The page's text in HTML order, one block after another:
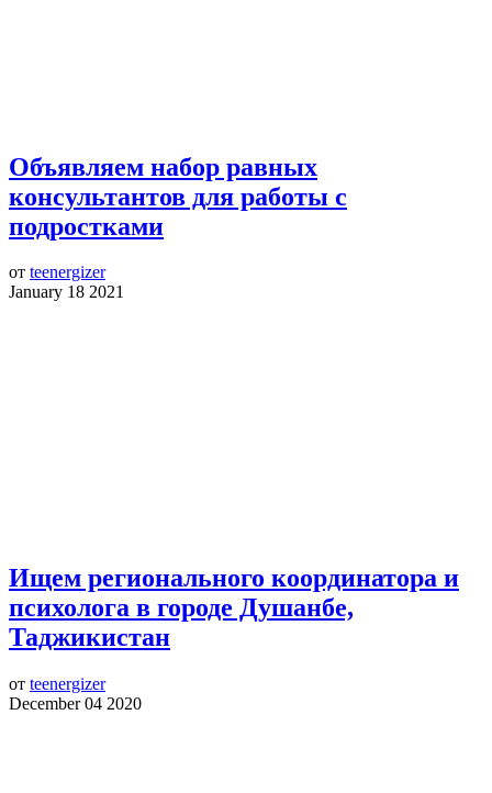
Объявляем набор равных
консультантов для работы с
подростками
от teenergizer
January 18 2021
Ищем регионального координатора и
психолога в городе Душанбе,
Таджикистан
от teenergizer
December 04 2020